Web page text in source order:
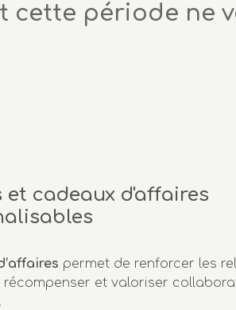
cette période ne
et cadeaux d'affaires
permet de renforcer les
récompenser et valoriser